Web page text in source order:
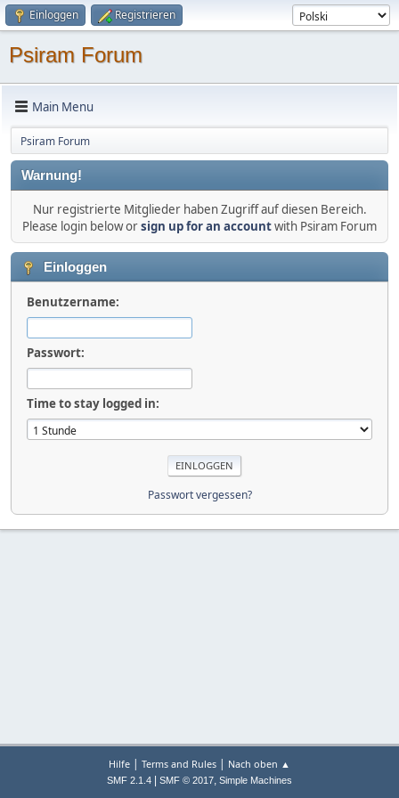
Einloggen Registrieren
Psiram Forum
Main Menu
Psiram Forum
Warnung!
Nur registrierte Mitglieder haben Zugriff auf diesen Bereich.
Please login below orsign up for an accountwith Psiram Forum
Einloggen
Benutzername:
Passwort:
Time to stay logged in:
Passwort vergessen?
Hilfe | Terms and Rules | Nach oben ▲
SMF 2.1.4 SMF © 2017, Simple Machines